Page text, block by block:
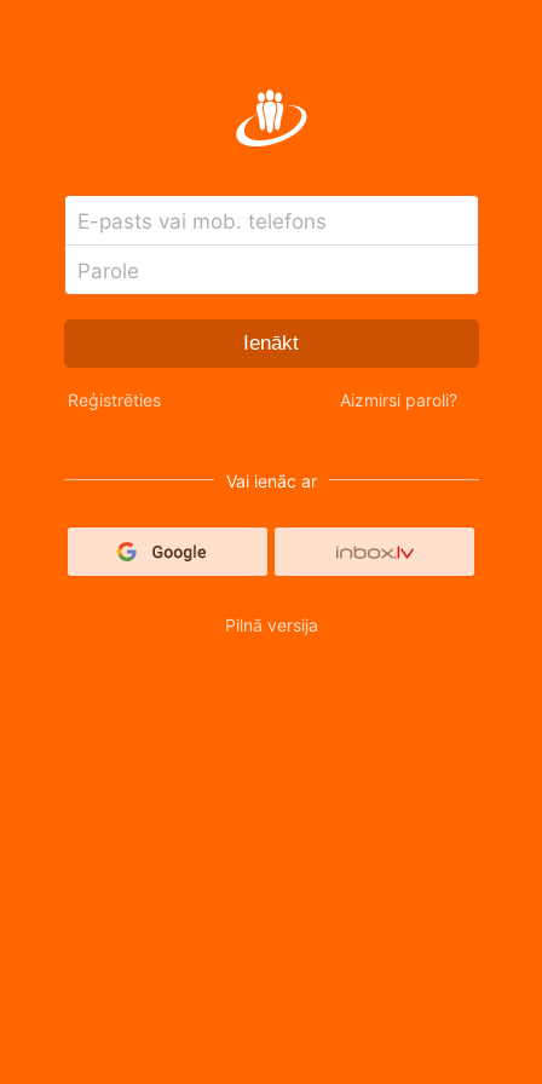
E-pasts vai mob. telefons
Parole
Ienākt
Reģistrēties Aizmirsi paroli?
Vai ienāc ar
Pilnā versija